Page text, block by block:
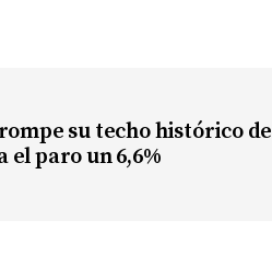
su techo histórico de
el paro un 6,6%